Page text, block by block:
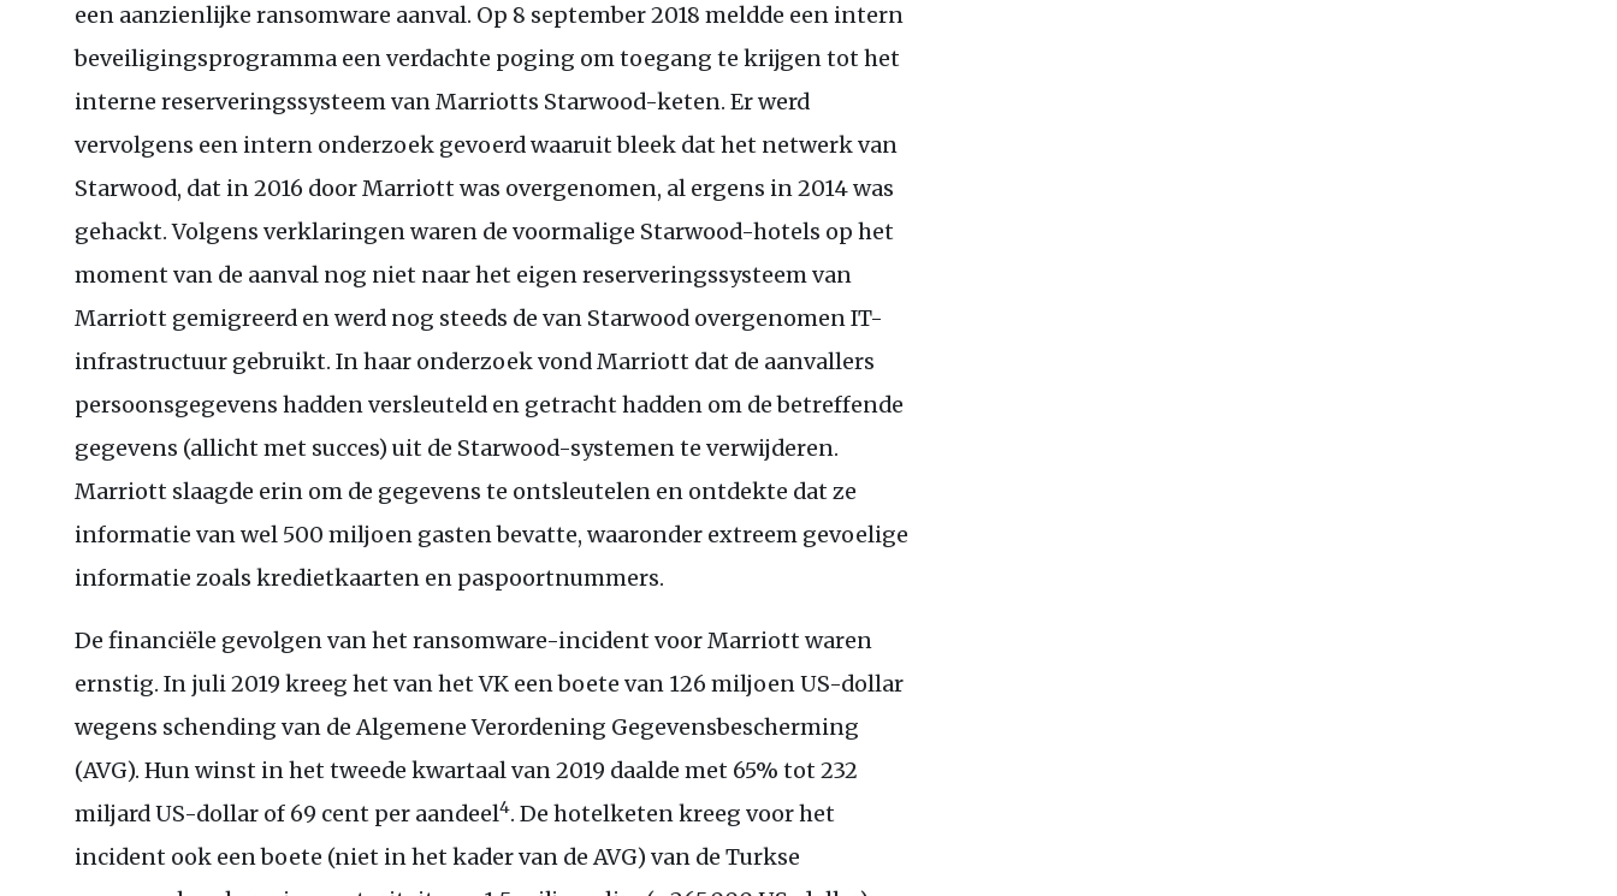
een aanzienlijke ransomware aanval. Op 8 september 2018 meldde een intern
beveiligingsprogramma een verdachte poging om toegang te krijgen tot het
interne reserveringssysteem van Marriotts Starwood-keten. Er werd
vervolgens een intern onderzoek gevoerd waaruit bleek dat het netwerk van
Starwood, dat in 2016 door Marriott was overgenomen, al ergens in 2014 was
gehackt. Volgens verklaringen waren de voormalige Starwood-hotels op het
moment van de aanval nog niet naar het eigen reserveringssysteem van
Marriott gemigreerd en werd nog steeds de van Starwood overgenomenIT-
infrastructuur gebruikt. In haar onderzoek vond Marriott dat de aanvallers
persoonsgegevens hadden versleuteld en getracht hadden om de betreffende
gegevens (allicht met succes) uit de Starwood-systemen te verwijderen.
Marriott slaagde erin om de gegevens te ontsleutelen en ontdekte dat ze
informatie van wel 500 miljoen gasten bevatte, waaronder extreem gevoelige
informatie zoals kredietkaarten en paspoortnummers.
De financiële gevolgen van het ransomware-incident voor Marriott waren
ernstig. In juli 2019 kreeg het van hetVK een boete van 126 miljoenUS-dollar
wegens schending van de Algemene Verordening Gegevensbescherming
(AVG). Hun winst in het tweede kwartaal van 2019 daalde met 65% tot 232
miljardUS-dollar of 69 cent per aandeel4. De hotelketen kreeg voor het
incident ook een boete (niet in het kader van deAVG) van de Turkse